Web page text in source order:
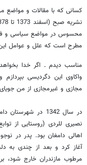
محسوس در مواضع سیاسی و
مطرح است که علل و عوامل
مناسب دیدم ـ اگر خدا
واکاوی این دگردیسی
مجازی و غیرمجازی از من
در سال 1342 در
نصیری للردی (روستایی از
اهالی دامغان بود. پدر در
آغاز کرد و بعد از چندی به
مرطوب مازندران خارج شود،